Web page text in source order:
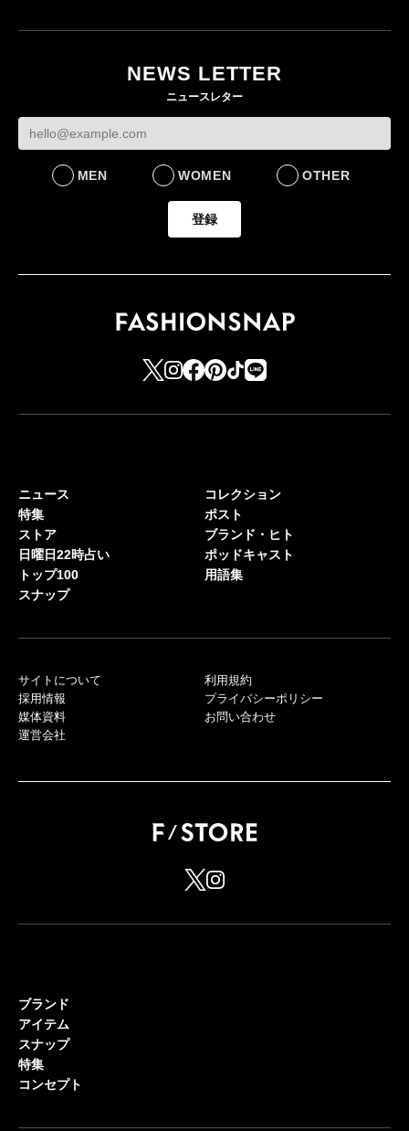
LIFESTYLE
社長 「のんびりした
ら先はない」“前進”す
BUSINESS
BUSINESS
NEWS LETTER
ニュースレター
MEN WOMEN OTHER
登録
ニュース
特集
ストア
日曜日22時占い
トップ100
スナップ
コレクション
ポスト
ブランド・ヒト
ポッドキャスト
用語集
サイトについて
採用情報
媒体資料
運営会社
利用規約
プライバシーポリシー
お問い合わせ
ブランド
アイテム
スナップ
特集
コンセプト